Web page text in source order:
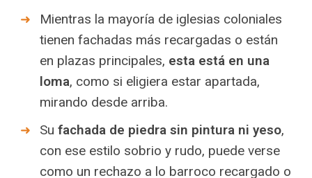
Mientras la mayoría de iglesias coloniales
tienen fachadas más recargadas o están
en plazas principales, esta está en una
loma, como si eligiera estar apartada,
mirando desde arriba.
Su fachada de piedra sin pintura ni yeso,
con ese estilo sobrio y rudo, puede verse
como un rechazo a lo barroco recargado o